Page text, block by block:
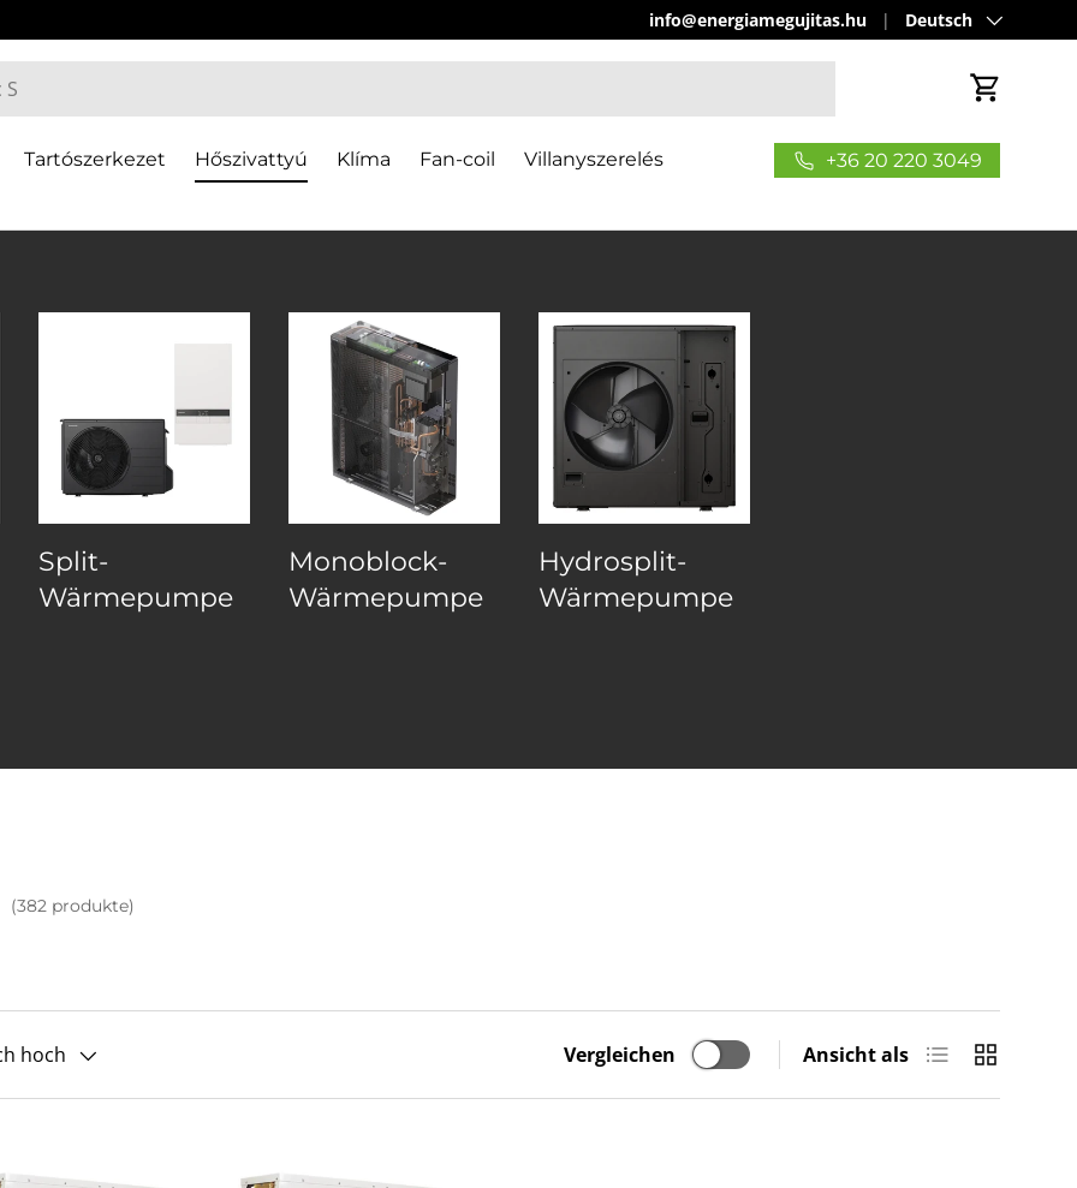
info@energiamegujitas.hu Sprache
Deutsch
Tartószerkezet Hőszivattyú Klíma Fan-coil Villanyszerelés +36 20 220 3049
Split-
Wärmepumpe
Monoblock-
Wärmepumpe
Hydrosplit-
Wärmepumpe
(382 produkte)
hoch Vergleichen Ansicht als Produktliste